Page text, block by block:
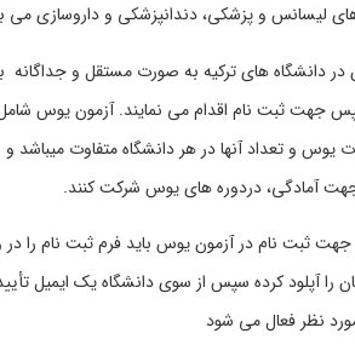
لیسانس و پزشکی، دندانپزشکی و داروسازی می
در دانشگاه های ترکیه به صورت مستقل و
جهت ثبت نام اقدام می نمایند. آزمون یوس
جهت آمادگی، دردوره های یوس شرکت کنند.
جهت ثبت نام در آزمون یوس باید فرم ثبت نام را
را آپلود کرده سپس از سوی دانشگاه یک ایمیل
نظر فعال می شود